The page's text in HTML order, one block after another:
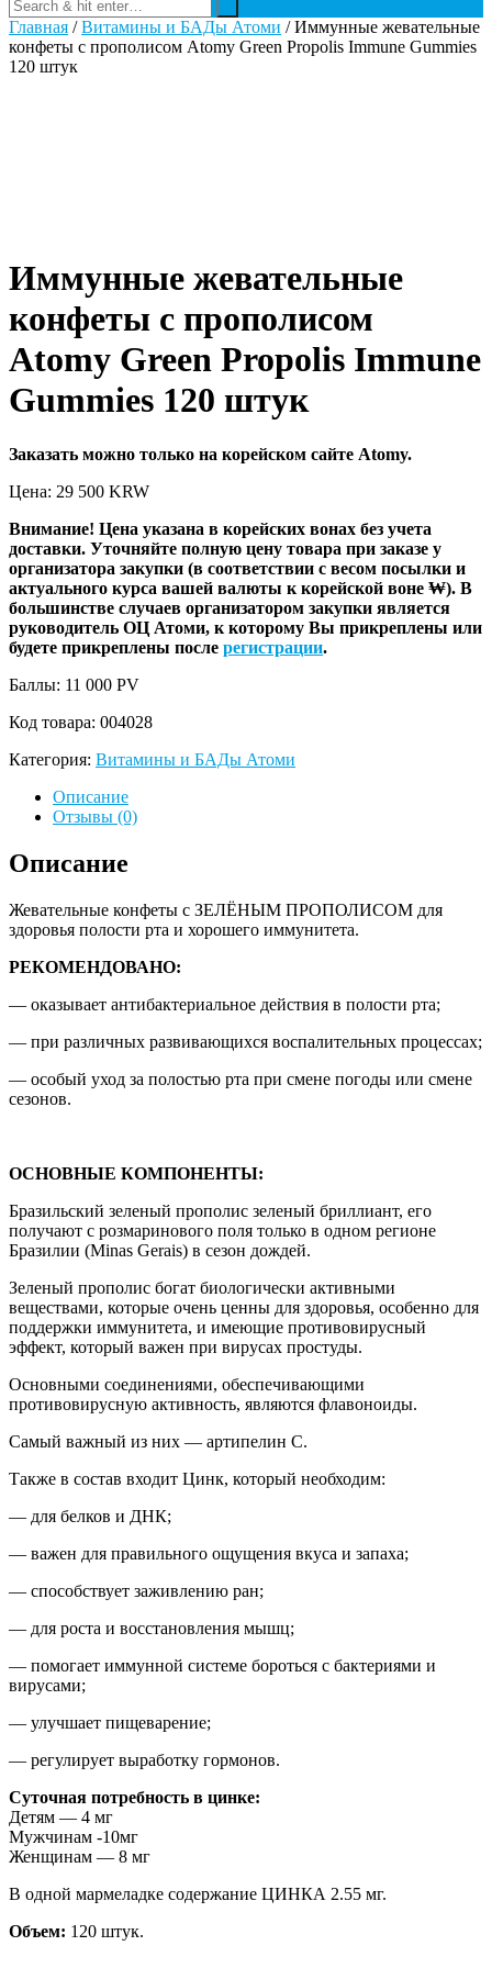
Главная /Витамины и БАДы Атоми / Иммунные жевательные
конфеты с прополисом Atomy Green Propolis Immune Gummies
120 штук
Иммунные жевательные
конфеты с прополисом
Atomy Green Propolis Immune
Gummies 120 штук
Заказать можно только на корейском сайте Atomy.
Цена: 29 500 KRW
Внимание! Цена указана в корейских вонах без учета
доставки. Уточняйте полную цену товара при заказе у
организатора закупки (в соответствии с весом посылки и
актуального курса вашей валюты к корейской воне ₩). В
большинстве случаев организатором закупки является
руководитель ОЦ Атоми, к которому Вы прикреплены или
будете прикреплены после регистрации.
Баллы: 11 000 PV
Код товара: 004028
Категория: Витамины и БАДы Атоми
Описание
Отзывы (0)
Описание
Жевательные конфеты с ЗЕЛЁНЫМ ПРОПОЛИСОМ для
здоровья полости рта и хорошего иммунитета.
РЕКОМЕНДОВАНО:
— оказывает антибактериальное действия в полости рта;
— при различных развивающихся воспалительных процессах;
— особый уход за полостью рта при смене погоды или смене
сезонов.
ОСНОВНЫЕ КОМПОНЕНТЫ:
Бразильский зеленый прополис зеленый бриллиант, его
получают с розмаринового поля только в одном регионе
Бразилии (Minas Gerais) в сезон дождей.
Зеленый прополис богат биологически активными
веществами, которые очень ценны для здоровья, особенно для
поддержки иммунитета, и имеющие противовирусный
эффект, который важен при вирусах простуды.
Основными соединениями, обеспечивающими
противовирусную активность, являются флавоноиды.
Самый важный из них — артипелин С.
Также в состав входит Цинк, который необходим:
— для белков и ДНК;
— важен для правильного ощущения вкуса и запаха;
— способствует заживлению ран;
— для роста и восстановления мышц;
— помогает иммунной системе бороться с бактериями и
вирусами;
— улучшает пищеварение;
— регулирует выработку гормонов.
Суточная потребность в цинке:
Детям — 4 мг
Мужчинам -10мг
Женщинам — 8 мг
В одной мармеладке содержание ЦИНКА 2.55 мг.
Объем: 120 штук.